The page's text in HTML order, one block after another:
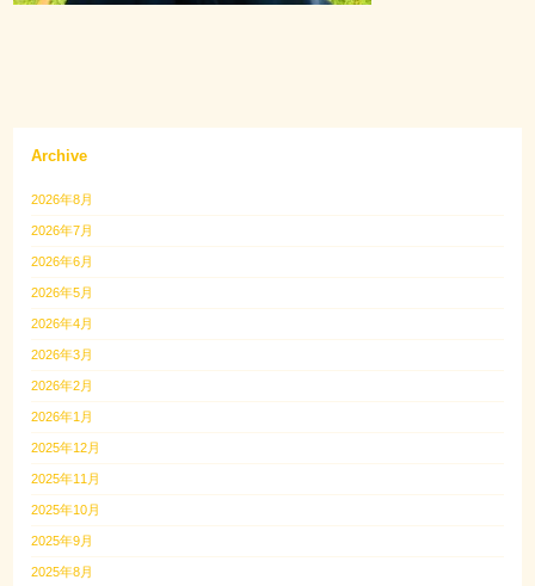
Archive
2026年8月
2026年7月
2026年6月
2026年5月
2026年4月
2026年3月
2026年2月
2026年1月
2025年12月
2025年11月
2025年10月
2025年9月
2025年8月